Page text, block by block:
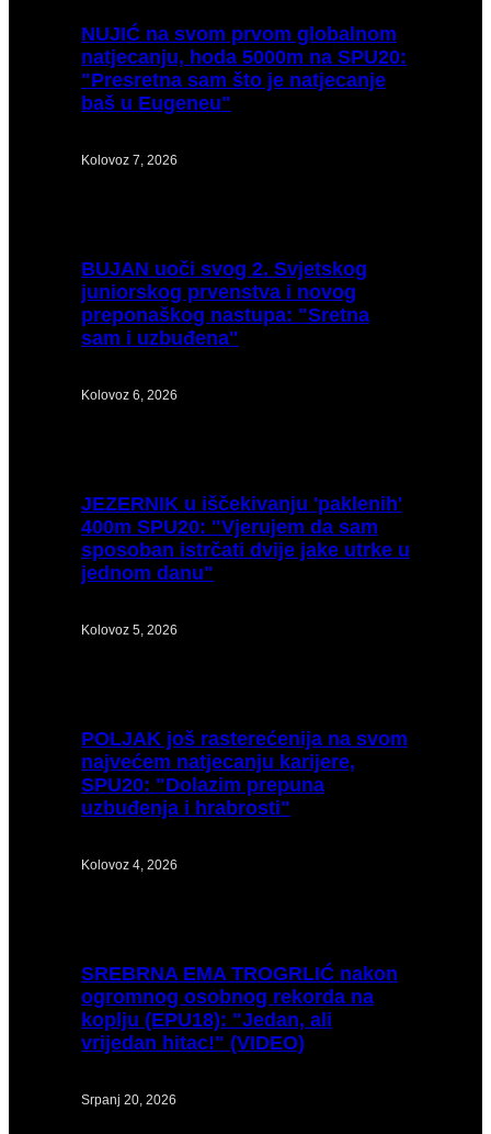
NUJIĆ na svom prvom globalnom
natjecanju, hoda 5000m na SPU20:
"Presretna sam što je natjecanje
baš u Eugeneu"
Kolovoz 7, 2026
BUJAN uoči svog 2. Svjetskog
juniorskog prvenstva i novog
preponaškog nastupa: "Sretna
sam i uzbuđena"
Kolovoz 6, 2026
JEZERNIK u iščekivanju 'paklenih'
400m SPU20: "Vjerujem da sam
sposoban istrčati dvije jake utrke u
jednom danu"
Kolovoz 5, 2026
POLJAK još rasterećenija na svom
najvećem natjecanju karijere,
SPU20: "Dolazim prepuna
uzbuđenja i hrabrosti"
Kolovoz 4, 2026
SREBRNA EMA TROGRLIĆ nakon
ogromnog osobnog rekorda na
koplju (EPU18): "Jedan, ali
vrijedan hitac!" (VIDEO)
Srpanj 20, 2026